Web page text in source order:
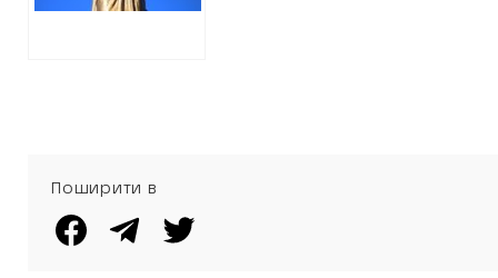
домашній арешт
Поширити в